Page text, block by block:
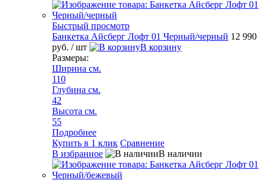
Быстрый просмотр
Банкетка Айсберг Лофт 01 Черный/черный 12 990
руб. / шт
В корзину
Размеры:
Ширина см.
110
Глубина см.
42
Высота см.
55
Подробнее
Купить в 1 клик Сравнение
В избранное
В наличии